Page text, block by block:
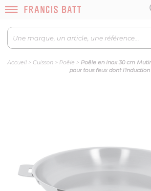
Accueil > Cuisson > Poêle > Poêle en inox 30 cm
pour tous feux dont l'induction